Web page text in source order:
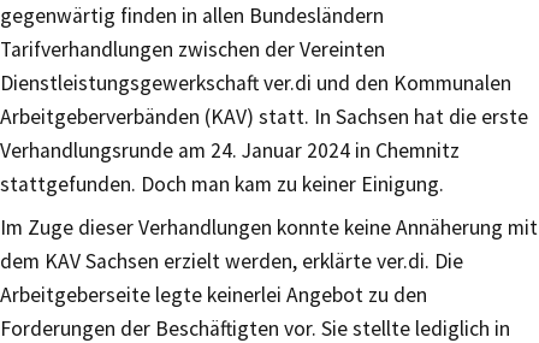
gegenwärtig finden in allen Bundesländern
Tarifverhandlungen zwischen der Vereinten
Dienstleistungsgewerkschaft ver.di und den Kommunalen
Arbeitgeberverbänden (KAV) statt. In Sachsen hat die erste
Verhandlungsrunde am 24. Januar 2024 in Chemnitz
stattgefunden. Doch man kam zu keiner Einigung.
Im Zuge dieser Verhandlungen konnte keine Annäherung mit
dem KAV Sachsen erzielt werden, erklärte ver.di. Die
Arbeitgeberseite legte keinerlei Angebot zu den
Forderungen der Beschäftigten vor. Sie stellte lediglich in